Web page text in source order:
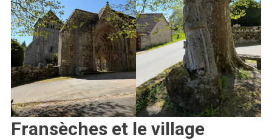
Fransèches et le village